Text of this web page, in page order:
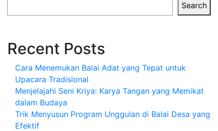
Search
Recent Posts
Cara Menemukan Balai Adat yang Tepat untuk
Upacara Tradisional
Menjelajahi Seni Kriya: Karya Tangan yang Memikat
dalam Budaya
Trik Menyusun Program Unggulan di Balai Desa yang
Efektif